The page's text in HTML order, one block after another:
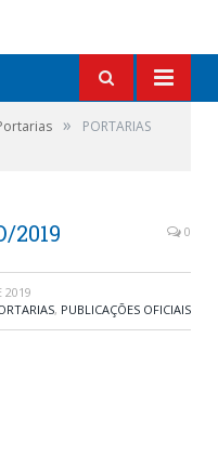
»
PORTARIAS
2019 0
2019
, PUBLICAÇÕES OFICIAIS